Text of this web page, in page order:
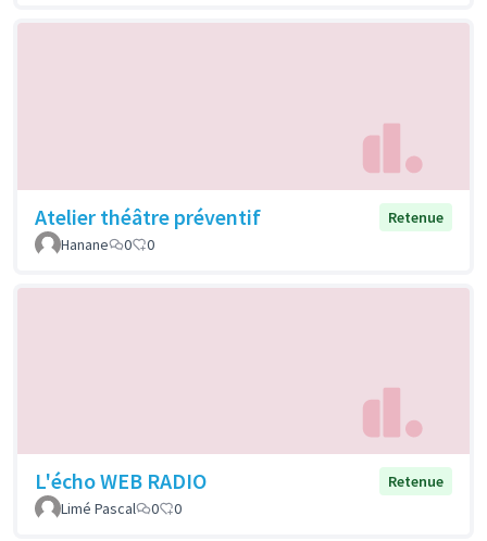
Atelier théâtre préventif
Retenue
Hanane
0 0
L'écho WEB RADIO
Retenue
Limé Pascal
0 0